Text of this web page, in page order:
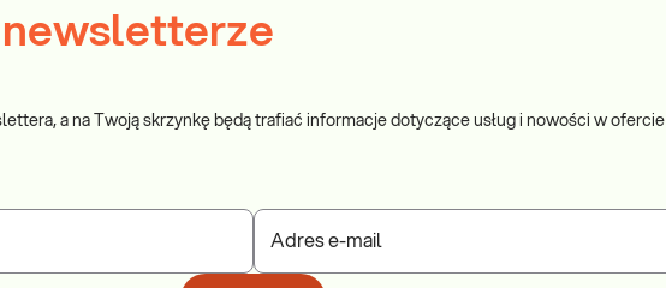
newsletterze
a na Twoją skrzynkę będą trafiać informacje dotyczące usług i nowości w ofercie
Adres e-mail